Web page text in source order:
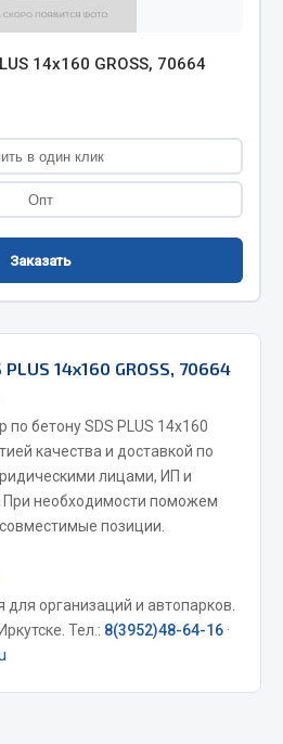
элементы
14х160 GROSS, 70664
в один клик
Опт
Заказать
14х160 GROSS, 70664
бетону SDS PLUS 14х160
качества и доставкой по
лицами, ИП и
необходимости поможем
позиции.
организаций и автопарков.
Тел.: 8(3952)48-64-16 ·